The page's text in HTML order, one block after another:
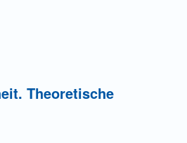
Theoretische